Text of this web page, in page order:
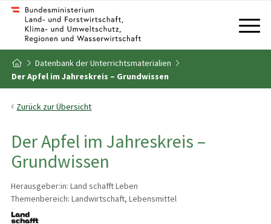
Zum Inhalt
Zum Inhaltsverzeichnis
Zur Startseite
Datenbank der Unterrichtsmaterialien
Der Apfel im Jahreskreis – Grundwissen
Zurück zur Übersicht
Der Apfel im Jahreskreis –
Grundwissen
Herausgeber:in: Land schafft Leben
Themenbereich: Landwirtschaft, Lebensmittel